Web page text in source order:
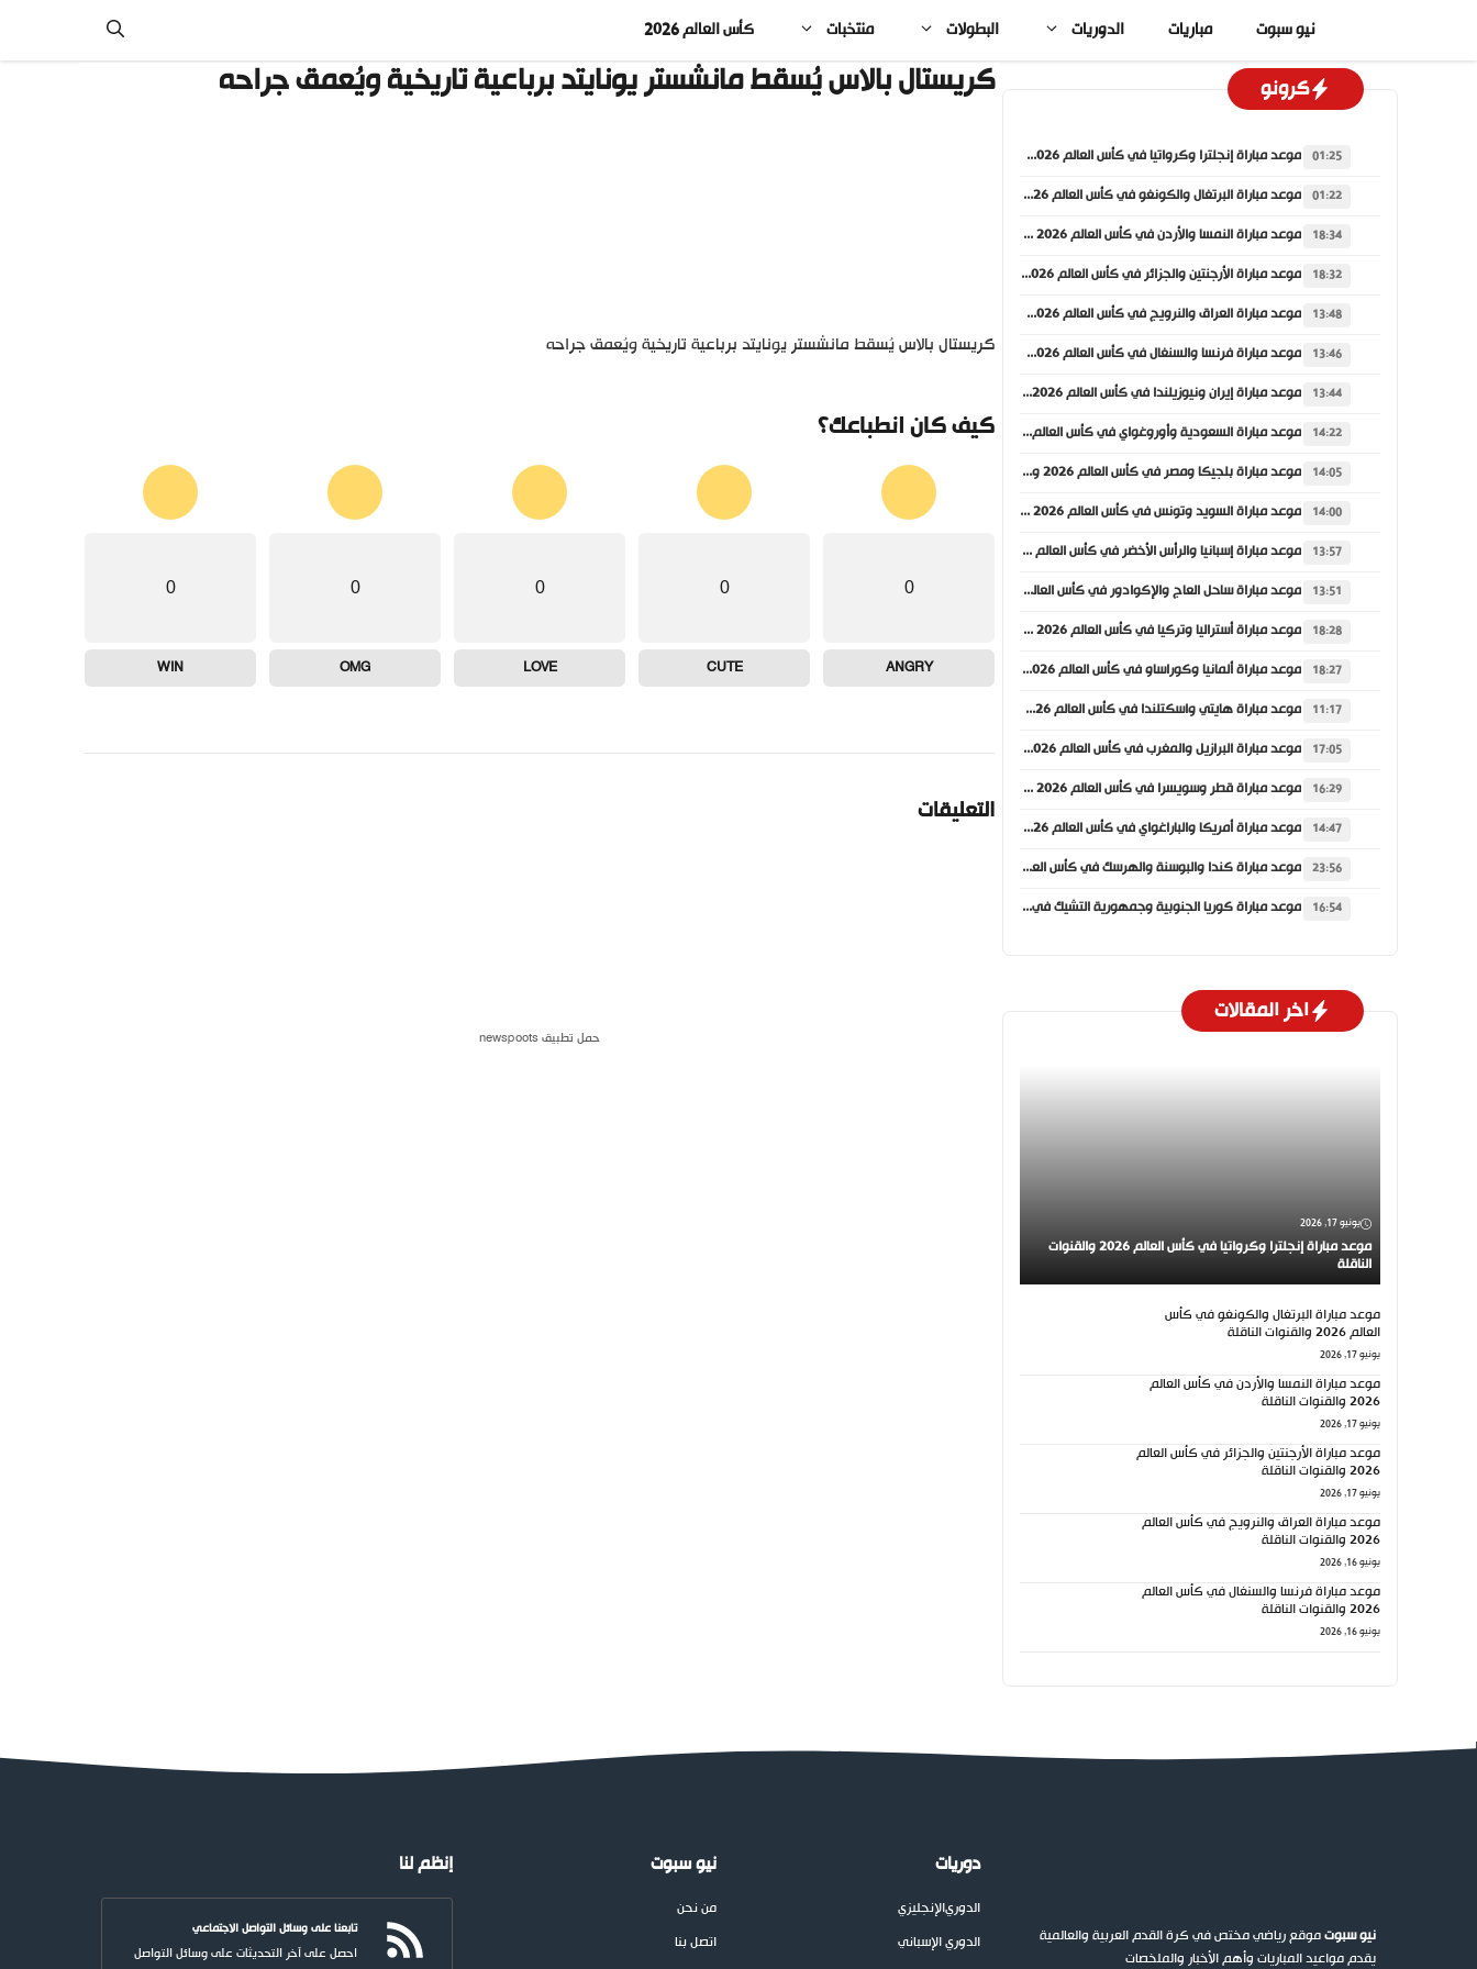
المحتوى
نيو سبوت مباريات الدوريات البطولات منتخبات كأس العالم 2026
كريستال بالاس يُسقط مانشستر يونايتد برباعية تاريخية ويُعمق جراحه
كريستال بالاس يُسقط مانشستر يونايتد برباعية تاريخية ويُعمق جراحه
كيف كان انطباعك؟
0
ANGRY
0
CUTE
0
LOVE
0
OMG
0
WIN
التعليقات
حمل تطبيق newspoots
كرونو
01:25 موعد مباراة إنجلترا وكرواتيا في كأس العالم 2026 والقنوات الناقلة
01:22 موعد مباراة البرتغال والكونغو في كأس العالم 2026 والقنوات الناقلة
18:34 موعد مباراة النمسا والأردن في كأس العالم 2026 والقنوات الناقلة
18:32 موعد مباراة الأرجنتين والجزائر في كأس العالم 2026 والقنوات الناقلة
13:48 موعد مباراة العراق والنرويج في كأس العالم 2026 والقنوات الناقلة
13:46 موعد مباراة فرنسا والسنغال في كأس العالم 2026 والقنوات الناقلة
13:44 موعد مباراة إيران ونيوزيلندا في كأس العالم 2026 والقنوات الناقلة
14:22 موعد مباراة السعودية وأوروغواي في كأس العالم 2026 والقنوات الناقلة
14:05 موعد مباراة بلجيكا ومصر في كأس العالم 2026 والقنوات الناقلة
14:00 موعد مباراة السويد وتونس في كأس العالم 2026 والقنوات الناقلة
13:57 موعد مباراة إسبانيا والرأس الأخضر في كأس العالم 2026 والقنوات الناقلة
13:51 موعد مباراة ساحل العاج والإكوادور في كأس العالم 2026 والقنوات الناقلة
18:28 موعد مباراة أستراليا وتركيا في كأس العالم 2026 والقنوات الناقلة
18:27 موعد مباراة ألمانيا وكوراساو في كأس العالم 2026 والقنوات الناقلة
11:17 موعد مباراة هايتي واسكتلندا في كأس العالم 2026 والقنوات الناقلة
17:05 موعد مباراة البرازيل والمغرب في كأس العالم 2026 والقنوات الناقلة
16:29 موعد مباراة قطر وسويسرا في كأس العالم 2026 والقنوات الناقلة
14:47 موعد مباراة أمريكا والباراغواي في كأس العالم 2026 والقنوات الناقلة
23:56 موعد مباراة كندا والبوسنة والهرسك في كأس العالم 2026 والقنوات الناقلة
16:54 موعد مباراة كوريا الجنوبية وجمهورية التشيك في كأس العالم 2026 والقنوات الناقلة
اخر المقالات
يونيو 17, 2026
موعد مباراة إنجلترا وكرواتيا في كأس العالم 2026 والقنوات
الناقلة
موعد مباراة البرتغال والكونغو في كأس
العالم 2026 والقنوات الناقلة
يونيو 17, 2026
موعد مباراة النمسا والأردن في كأس العالم
2026 والقنوات الناقلة
يونيو 17, 2026
موعد مباراة الأرجنتين والجزائر في كأس العالم
2026 والقنوات الناقلة
يونيو 17, 2026
موعد مباراة العراق والنرويج في كأس العالم
2026 والقنوات الناقلة
يونيو 16, 2026
موعد مباراة فرنسا والسنغال في كأس العالم
2026 والقنوات الناقلة
يونيو 16, 2026
نيو سبوتموقع رياضي مختص في كرة القدم العربية والعالمية
يقدم مواعيد المباريات وأهم الأخبار والملخصات
دوريات
الدوريالإنجليزي
الدوري الإسباني
نيو سبوت
من نحن
اتصل بنا
إنظم لنا
تابعنا على وسائل التواصل الاجتماعي
احصل على آخر التحديثات على وسائل التواصل